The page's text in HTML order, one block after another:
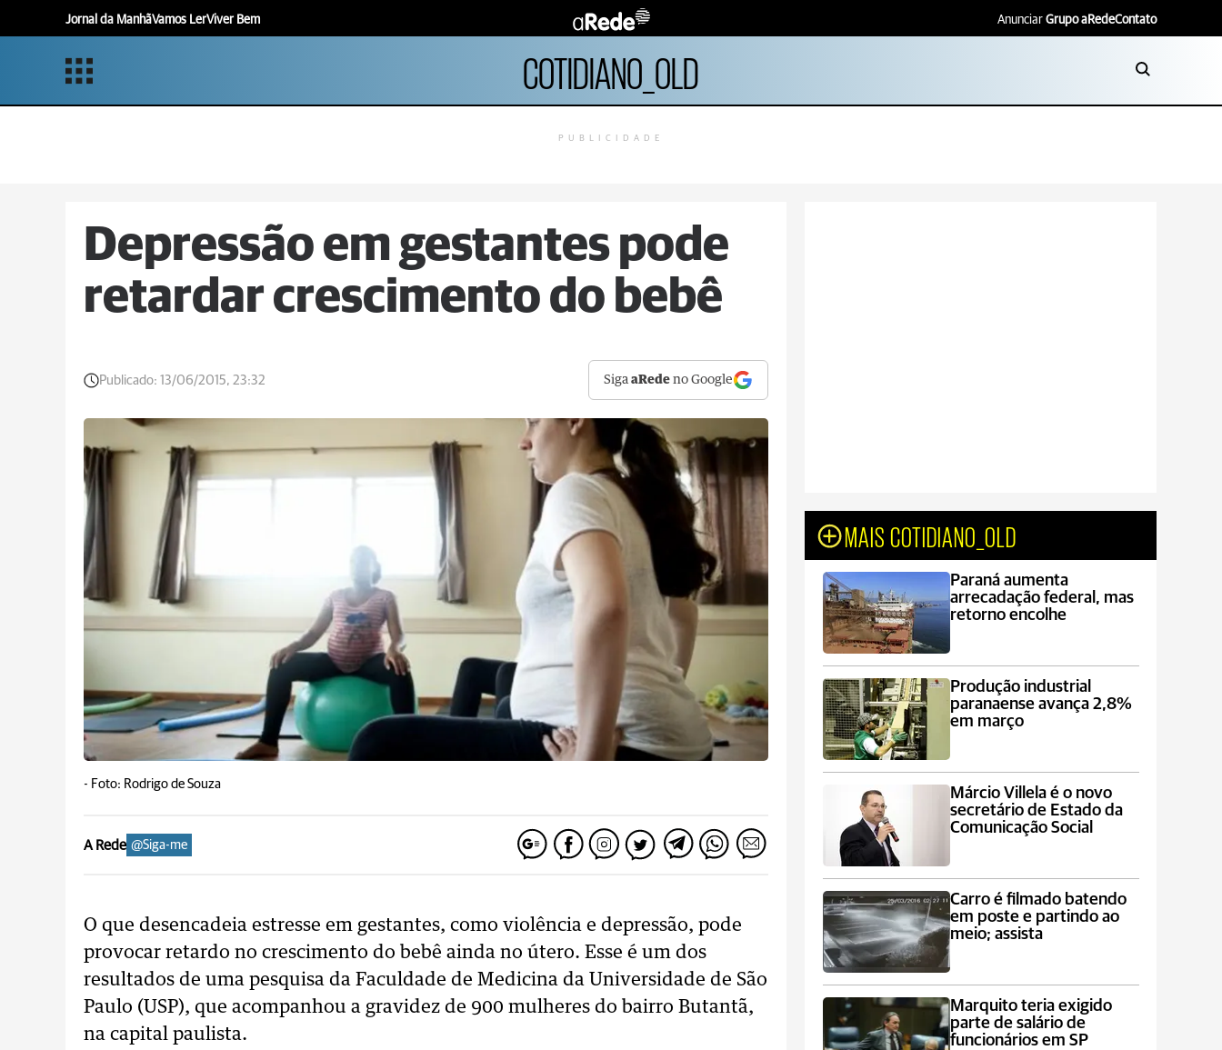
Jornal da ManhãVamos LerViver Bem Anunciar Grupo aRedeContato
COTIDIANO_OLD
PUBLICIDADE
Depressão em gestantes pode
retardar crescimento do bebê
Publicado: 13/06/2015, 23:32 SigaaRede no Google
- Foto: Rodrigo de Souza
A Rede @Siga-me
O que desencadeia estresse em gestantes, como violência e depressão, pode
provocar retardo no crescimento do bebê ainda no útero. Esse é um dos
resultados de uma pesquisa da Faculdade de Medicina da Universidade de São
Paulo (USP), que acompanhou a gravidez de 900 mulheres do bairro Butantã,
na capital paulista.
MAIS COTIDIANO_OLD
Paraná aumenta
arrecadação federal, mas
retorno encolhe
Produção industrial
paranaense avança 2,8%
em março
Márcio Villela é o novo
secretário de Estado da
Comunicação Social
Carro é filmado batendo
em poste e partindo ao
meio; assista
Marquito teria exigido
parte de salário de
funcionários em SP